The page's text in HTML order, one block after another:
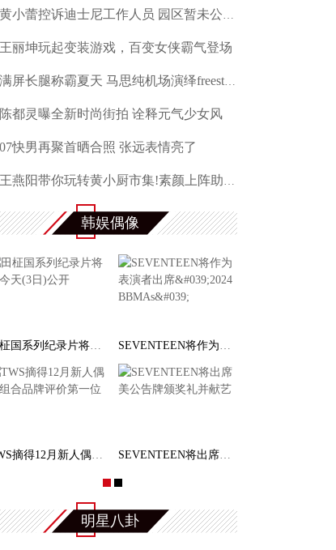
黄小蕾控诉迪士尼工作人员 园区暂未公开回应当事
王丽坤玩起变装游戏，百变女侠霸气登场
满屏长腿称霸夏天 马思纯机场演绎freestyle
陈都灵曝全新时尚街拍 诠释元气少女风
07快男再聚首晒合照 张远表情亮了
王燕阳带你玩转黄小厨市集!素颜上阵助力嫣然天使
何润东夏日写真魅力多变 黑色蕾丝透视西装性感吸
韩娱偶像
田柾国系列纪录片将于今天(3日)公开 SEVENTEEN将作为表演者出席'2024 BBMAs'
TWS摘得12月新人偶像组合品牌评价第一位 SEVENTEEN将出席美公告牌颁奖礼并献艺
明星八卦